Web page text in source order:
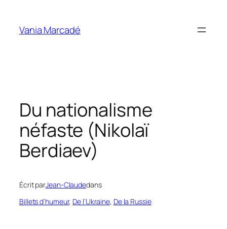
contenu
Vania Marcadé
Du nationalisme
néfaste (Nikolaï
Berdiaev)
Écrit parJean-Claudedans
Billets d’humeur, De l’Ukraine, De la Russie